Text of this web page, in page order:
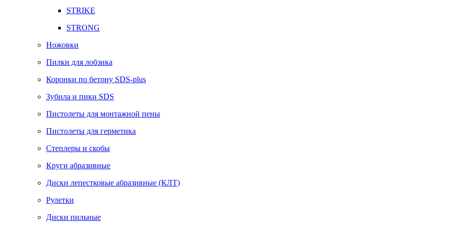
STRIKE
STRONG
Ножовки
Пилки для лобзика
Коронки по бетону SDS-plus
Зубила и пики SDS
Пистолеты для монтажной пены
Пистолеты для герметика
Степлеры и скобы
Круги абразивные
Диски лепестковые абразивные (КЛТ)
Рулетки
Диски пильные